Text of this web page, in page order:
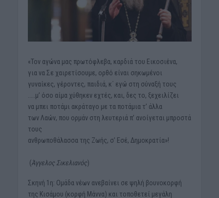
«Τον αγώνα μας πρωτόφλεβα, καρδιά του Εικοσιένα,
για να Σε χαιρετίσουμε, ορθό είναι σηκωμένοι
γυναίκες, γέροντες, παιδιά, κ΄ εγώ στη σύναξή τους
…..μ’ όσο αίμα χύθηκεν εχτές, και, δες το, ξεχειλίζει
να μπει ποτάμι ακράταγο με τα ποτάμια τ’ άλλα
των Λαών, που ορμάν στη λευτεριά π’ ανοίγεται μπροστά
τους
ανθρωποθάλασσα της Ζωής, σ’ Εσέ, Δημοκρατία»!
(Άγγελος Σικελιανός)
Σκηνή 1η: Ομάδα νέων ανεβαίνει σε ψηλή βουνοκορφή
της Κισάμου (κορφή Μάννα) και τοποθετεί μεγάλη